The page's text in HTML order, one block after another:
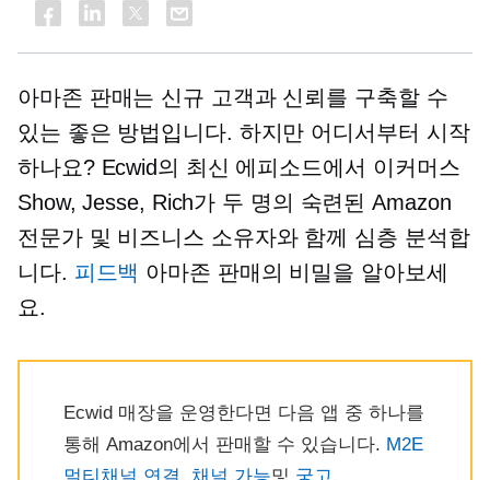
아마존 판매는 신규 고객과 신뢰를 구축할 수
있는 좋은 방법입니다. 하지만 어디서부터 시작
하나요? Ecwid의 최신 에피소드에서 이커머스
Show, Jesse, Rich가 두 명의 숙련된 Amazon
전문가 및 비즈니스 소유자와 함께 심층 분석합
니다. 피드백 아마존 판매의 비밀을 알아보세
요.
Ecwid 매장을 운영한다면 다음 앱 중 하나를
통해 Amazon에서 판매할 수 있습니다. M2E